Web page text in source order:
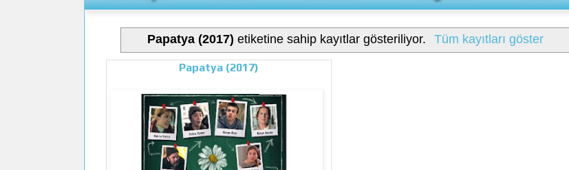
Papatya (2017) etiketine sahip kayıtlar gösteriliyor. Tüm kayıtları göster
Papatya (2017)